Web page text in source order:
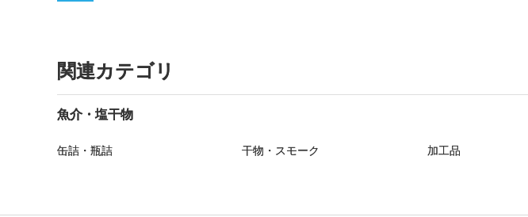
関連カテゴリ
魚介・塩干物
缶詰・瓶詰 干物・スモーク 加工品